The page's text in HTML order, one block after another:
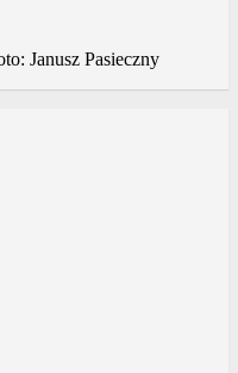
Janusz Pasieczny